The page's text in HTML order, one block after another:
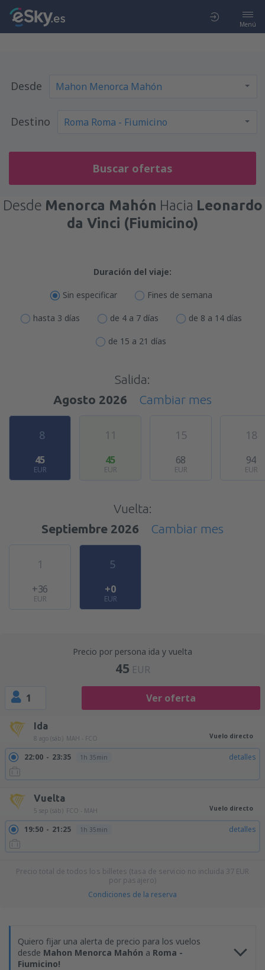
Menú
Desde
Destino
Buscar ofertas
Desde Menorca Mahón Hacia Leonardo
da Vinci (Fiumicino)
Duración del viaje:
Sin especificar Fines de semana
hasta 3 días de 4 a 7 días de 8 a 14 días
de 15 a 21 días
Salida:
Agosto 2026
Cambiar mes
8
45
EUR
11
45
EUR
15
68
EUR
18
94
EUR
Vuelta:
Septiembre 2026
Cambiar mes
1
+36
EUR
5
+0
EUR
Precio por persona ida y vuelta
45 EUR
1 Ver oferta
Ida
8 ago (sáb) MAH - FCO Vuelo directo
22:00 23:35 1h 35min detalles
Vuelta
5 sep (sáb) FCO - MAH Vuelo directo
19:50 21:25 1h 35min detalles
Precio total de todos los billetes (tasa de servicio no incluida 37 EUR
por pasajero)
Condiciones de la reserva
Quiero fijar una alerta de precio para los vuelos
desde Mahon Menorca Mahón a Roma -
Fiumicino!